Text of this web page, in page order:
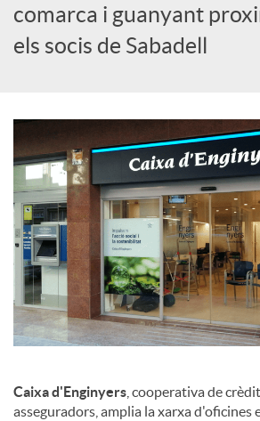
c
i
a
l
s
comarca i guanyant
els socis de Sabadell
Caixa d'Enginyers , cooperativa de
asseguradors, amplia la xarxa d'oficines